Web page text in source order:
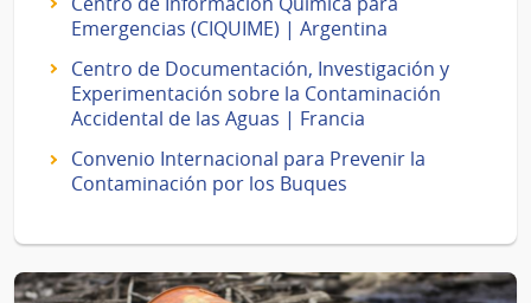
Emergencias (CIQUIME) | Argentina
Centro de Documentación, Investigación y
Experimentación sobre la Contaminación
Accidental de las Aguas | Francia
Convenio Internacional para Prevenir la
Contaminación por los Buques